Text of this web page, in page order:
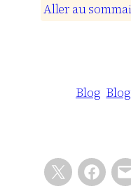
Aller ausommai
Blog